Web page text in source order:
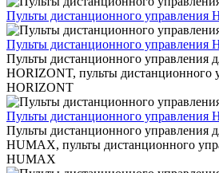
Пульты дистанционного управления
Пульты дистанционного управления
Пульты дистанционного управления
HORIZONT, пульты дистанционного
HORIZONT
Пульты дистанционного управления
Пульты дистанционного управления
HUMAX, пульты дистанционного
HUMAX